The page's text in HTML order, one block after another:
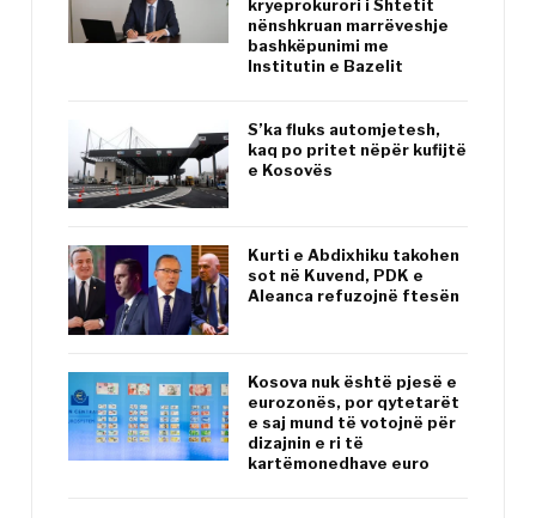
kryeprokurori i Shtetit
nënshkruan marrëveshje
bashkëpunimi me
Institutin e Bazelit
S’ka fluks automjetesh,
kaq po pritet nëpër kufijtë
e Kosovës
Kurti e Abdixhiku takohen
sot në Kuvend, PDK e
Aleanca refuzojnë ftesën
Kosova nuk është pjesë e
eurozonës, por qytetarët
e saj mund të votojnë për
dizajnin e ri të
kartëmonedhave euro